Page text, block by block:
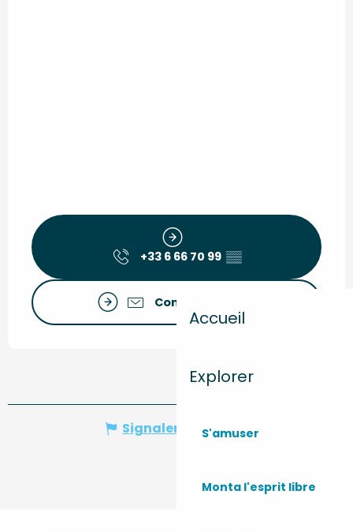
Accueil
Explorer
S'amuser
Monta l'esprit libre
+33 6 66 70 99 ▒▒
Contactez-nous
Signaler une erreur